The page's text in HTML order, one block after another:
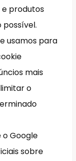
e produtos
usamos para
mais
o
o Google
sobre